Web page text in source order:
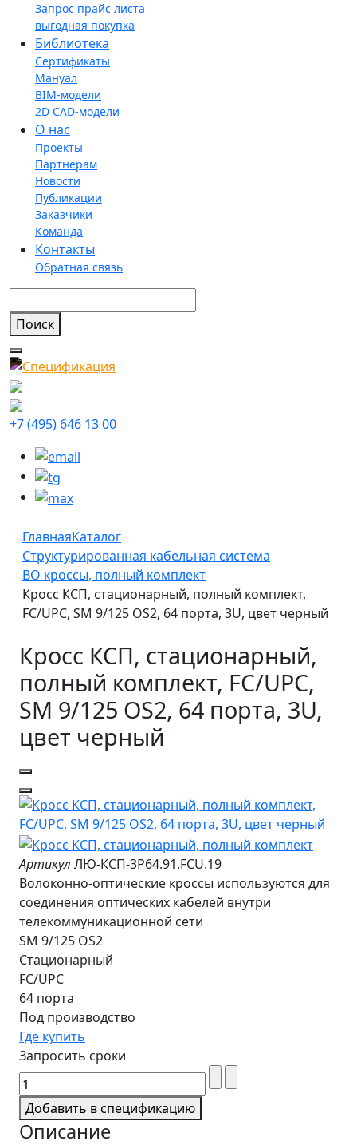
Запрос прайс листа
выгодная покупка
Библиотека
Сертификаты
Мануал
BIM-модели
2D CAD-модели
О нас
Проекты
Партнерам
Новости
Публикации
Заказчики
Команда
Контакты
Обратная связь
+7 (495) 646 13 00
ГлавнаяКаталог
Структурированная кабельная система
ВО кроссы, полный комплект
Кросс КСП, стационарный, полный комплект,
FC/UPC, SM 9/125 OS2, 64 порта, 3U, цвет черный
Кросс КСП, стационарный,
полный комплект, FC/UPC,
SM 9/125 OS2, 64 порта, 3U,
цвет черный
Артикул ЛЮ-КСП-3Р64.91.FCU.19
Волоконно-оптические кроссы используются для
соединения оптических кабелей внутри
телекоммуникационной сети
SM 9/125 OS2
Стационарный
FC/UPC
64 порта
Под производство
Где купить
Запросить сроки
Добавить в спецификацию
Описание